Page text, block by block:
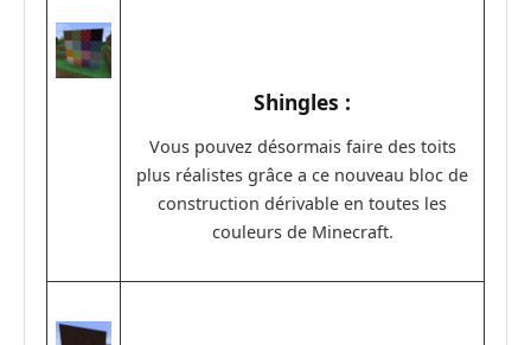
Shingles :
Vous pouvez désormais faire des toits
plus réalistes grâce a ce nouveau bloc de
construction dérivable en toutes les
couleurs de Minecraft.